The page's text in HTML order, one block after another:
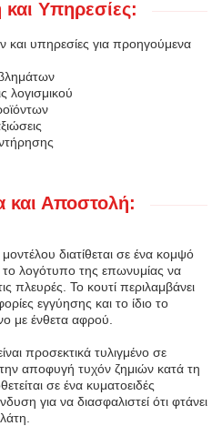
Υπηρεσίες:
και υπηρεσίες για προηγούμενα
λογισμικού
και Αποστολή:
διατίθεται σε ένα κομψό
το λογότυπο της επωνυμίας να
πλευρές. Το κουτί περιλαμβάνει
εγγύησης και το ίδιο το
με ένθετα αφρού.
προσεκτικά τυλιγμένο σε
αποφυγή τυχόν ζημιών κατά τη
σε ένα κυματοειδές
για να διασφαλιστεί ότι φτάνει